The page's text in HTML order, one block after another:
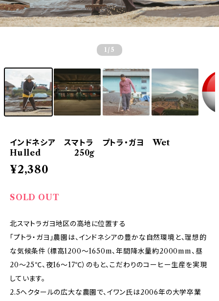
1 /5
インドネシア スマトラ プトラ・ガヨ Wet
Hulled 250g
¥2,380
SOLD OUT
北スマトラガヨ地区の高地に位置する
「プトラ・ガヨ」農園は、インドネシアの豊かな自然環境と、理想的
な気候条件（標高1200～1650m、年間降水量約2000mm、昼
20～25℃、夜16～17℃）のもと、こだわりのコーヒー生産を実現
しています。
2.5ヘクタールの広大な農園で、イワン氏は2006年の大学卒業